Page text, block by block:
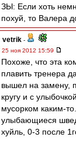
ЗЫ: Если хоть
похуй, то Валера
vetrik -
25 ноя 2012 15:59
Похоже, что эта
плавить тренера
вышел на замену,
кругу и с
мусорком каким-
улыбающиеся
хуйль, 0-3 после